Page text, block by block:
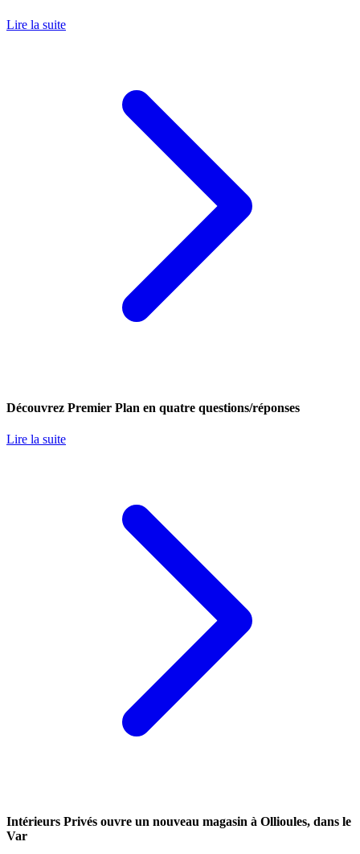
Lire la suite
Découvrez Premier Plan en quatre questions/réponses
Lire la suite
Intérieurs Privés ouvre un nouveau magasin à Ollioules, dans le
Var